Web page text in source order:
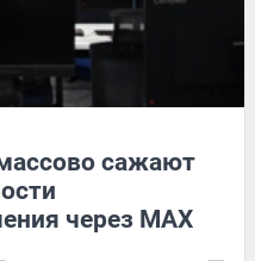
сажают
через МАХ